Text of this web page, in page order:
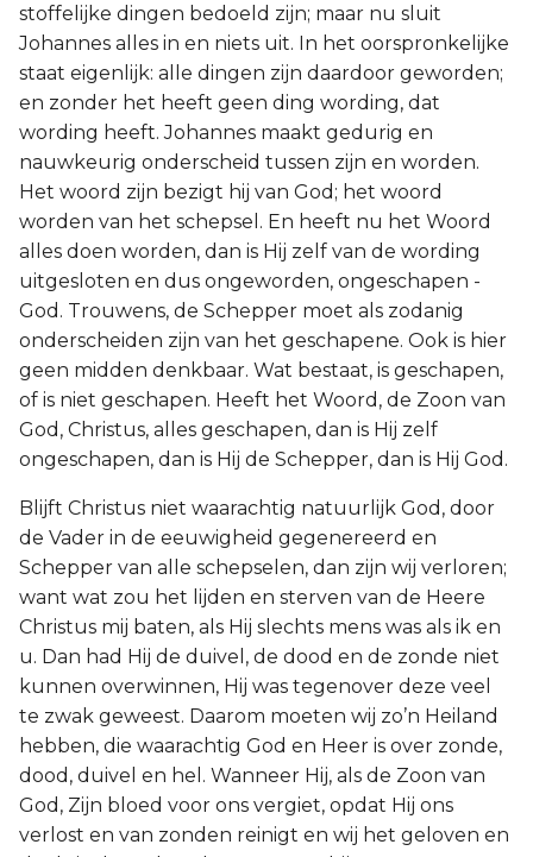
stoffelijke dingen bedoeld zijn; maar nu sluit
Johannes alles in en niets uit. In het oorspronkelijke
staat eigenlijk: alle dingen zijn daardoor geworden;
en zonder het heeft geen ding wording, dat
wording heeft. Johannes maakt gedurig en
nauwkeurig onderscheid tussen zijn en worden.
Het woord zijn bezigt hij van God; het woord
worden van het schepsel. En heeft nu het Woord
alles doen worden, dan is Hij zelf van de wording
uitgesloten en dus ongeworden, ongeschapen -
God. Trouwens, de Schepper moet als zodanig
onderscheiden zijn van het geschapene. Ook is hier
geen midden denkbaar. Wat bestaat, is geschapen,
of is niet geschapen. Heeft het Woord, de Zoon van
God, Christus, alles geschapen, dan is Hij zelf
ongeschapen, dan is Hij de Schepper, dan is Hij God.
Blijft Christus niet waarachtig natuurlijk God, door
de Vader in de eeuwigheid gegenereerd en
Schepper van alle schepselen, dan zijn wij verloren;
want wat zou het lijden en sterven van de Heere
Christus mij baten, als Hij slechts mens was als ik en
u. Dan had Hij de duivel, de dood en de zonde niet
kunnen overwinnen, Hij was tegenover deze veel
te zwak geweest. Daarom moeten wij zo’n Heiland
hebben, die waarachtig God en Heer is over zonde,
dood, duivel en hel. Wanneer Hij, als de Zoon van
God, Zijn bloed voor ons vergiet, opdat Hij ons
verlost en van zonden reinigt en wij het geloven en